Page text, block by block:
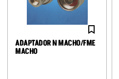
ADAPTADOR N MACHO/FME
MACHO